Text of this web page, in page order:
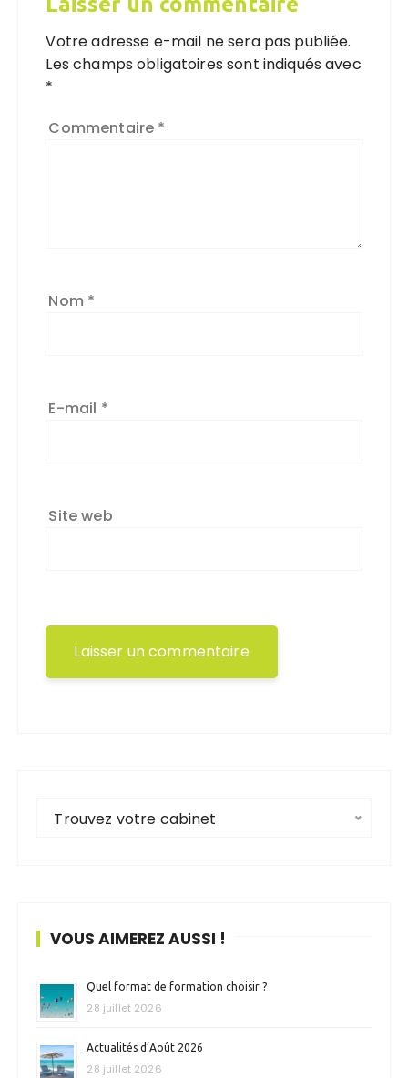
Votre adresse e-mail ne sera pas publiée.
Les champs obligatoires sont indiqués avec
*
Commentaire *
Nom *
E-mail *
Site web
Trouvez votre cabinet
VOUS AIMEREZ AUSSI !
Quel format de formation choisir ?
28 juillet 2026
Actualités d’Août 2026
28 juillet 2026